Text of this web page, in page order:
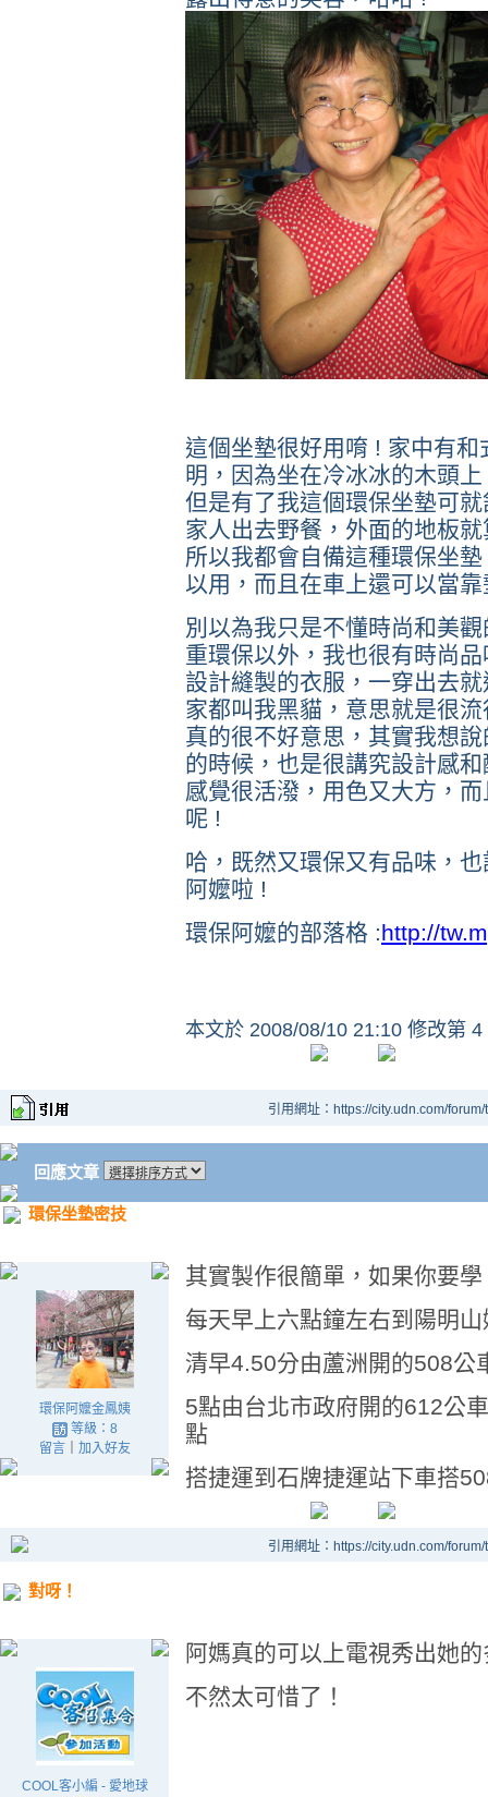
這個坐墊很好用唷 ! 家中有
明，因為坐在冷冰冰的木頭
但是有了我這個環保坐墊可
家人出去野餐，外面的地板
所以我都會自備這種環保坐
以用，而且在車上還可以當
別以為我只是不懂時尚和美
重環保以外，我也很有時尚
設計縫製的衣服，一穿出去
家都叫我黑貓，意思就是很
真的很不好意思，其實我想
的時候，也是很講究設計感
感覺很活潑，用色又大方，
呢 !
哈，既然又環保又有品味，
阿嬤啦 !
環保阿嬤的部落格 :http://
本文於 2008/08/10 21:10 修改第 4
引用網址：https://city.udn.com/
回應文章
環保坐墊密技
環保阿嬤金鳳姨
等級：8
留言｜ 加入好友
其實製作很簡單，如果你要
每天早上六點鐘左右到陽明
清早4.50分由蘆洲開的508公
5點由台北市政府開的612公
點
搭捷運到石牌捷運站下車搭
引用網址：https://city.udn.com/
對呀！
COOL客小編 - 愛地球
阿媽真的可以上電視秀出她
不然太可惜了！